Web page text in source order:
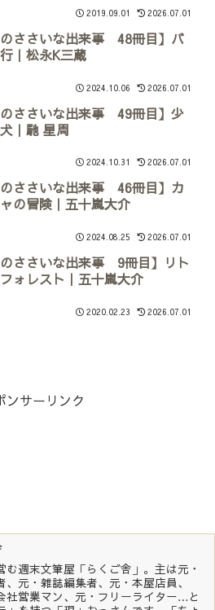
2019.09.01 2026.07.01
のささいな出来事 48冊目】バ
｜松永K三蔵
2024.10.06 2026.07.01
のささいな出来事 49冊目】少
｜馳 星周
2024.10.31 2026.07.01
のささいな出来事 46冊目】カ
の冒険｜五十嵐大介
2024.08.25 2026.07.01
のささいな出来事 9冊目】リト
ォレスト｜五十嵐大介
2020.02.23 2026.07.01
ンサーリンク
む週末文筆屋「らくご舎」。主は元・
、元・雑誌編集者、元・本屋店員、
社営業マン、元・フリーライター…と